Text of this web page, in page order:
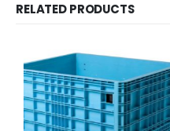
RELATED PRODUCTS